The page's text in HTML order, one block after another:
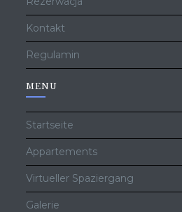
Kontakt
Regulamin
MENU
Startseite
Appartements
Virtueller Spaziergang
Galerie